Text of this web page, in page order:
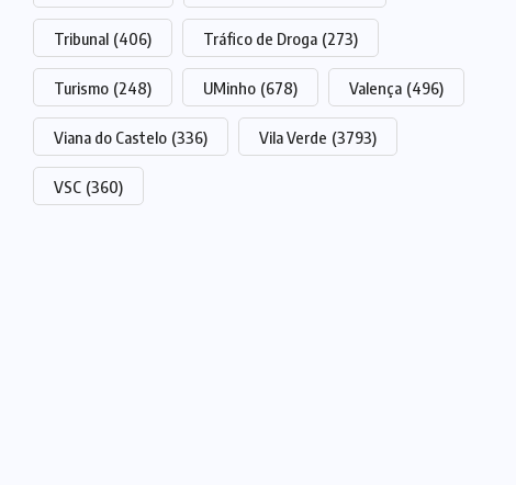
Tribunal (406) Tráfico de Droga (273)
Turismo (248) UMinho (678) Valença (496)
Viana do Castelo (336) Vila Verde (3793)
VSC (360)